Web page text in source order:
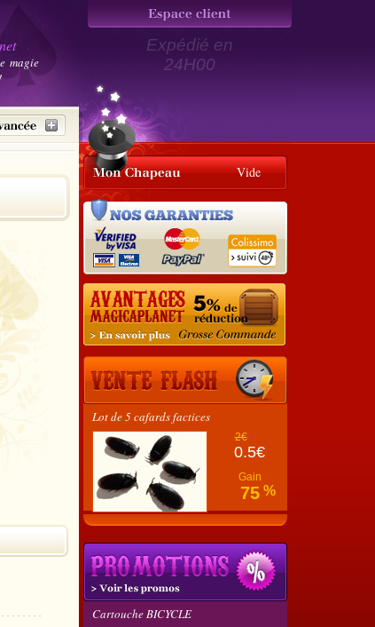
Expédié en
24H00
magie
Vide
Lot de 5 cafards factices
2€
0.5€
Gain
75 %
Cartouche BICYCLE